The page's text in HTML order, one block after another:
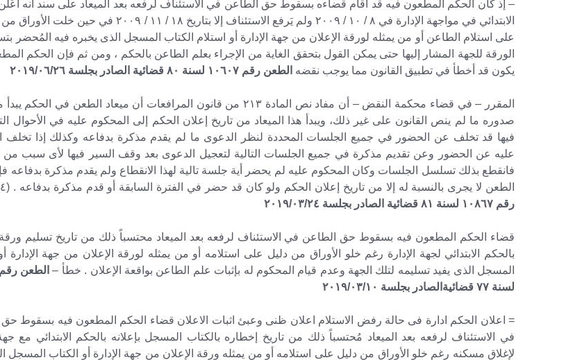
– إذ كان الحكم المطعون فيه قد أقام قضاءه بسقوط حق الطاعن في الاستئناف لرفعه بعد الميعاد على سند أنه
الابتدائي في مواجهة الإدارة في ٨ / ١٠ / ٢٠٠٩ ولم يَرفع الاستئناف إلا بتاريخ ١٨ / ١١ /
على استلام الطاعن أو من يمثله لورقة الإعلان من جهة الإدارة أو استلام الكتاب المسجل الذى يخبره فيه المُحضر
الورقة للجهة المشار إليها حتى يمكن القول بتحقق الغاية من الإجراء بعلم الطاعن بالحكم ، ومن ثم فإن الحكم
يكون قد أخطأ في تطبيق القانون مما يوجب نقضه الطعن رقم ١٠٦٠٧ لسنة ٨٠ قضائية الصادر بجلسة ٢٠١٩/٠٦/٢٦
المقرر – في قضاء محكمة النقض – أن مفاد نص المادة ٢١٣ من قانون المرافعات أن ميعاد الطعن في
صدوره ما لم ينص القانون على غير ذلك، ويبدأ هذا الميعاد من تاريخ إعلان الحكم إلى المحكوم عليه في الأحوال
فيها قد تخلف عن الحضور في جميع الجلسات المحددة لنظر الدعوى ما لم يقدم مذكرة بدفاعه وكذلك إذا تخلف
عليه عن الحضور وعن تقديم مذكرة في جميع الجلسات التالية لتعجيل الدعوى بعد وقف السير فيها لأى سبب من
فانقطع بذلك تسلسل الجلسات وكان المحكوم عليه لم يحضر أية جلسة تالية لهذا الانقطاع ولم يقدم مذكرة بدفاعه
الطعن لا يجرى بالنسبة له إلا من تاريخ إعلان الحكم ولو كان قد حضر في الفترة السابقة أو قدم مذكرة بدفاعه . (٤)
رقم ١٠٨٦٧ لسنة ٨١ قضائية الصادر بجلسة ٢٠١٩/٠٣/٢٤
قضاء الحكم المطعون فيه بسقوط حق الطاعن في الاستئناف لرفعه بعد الميعاد محتسباً ذلك من تاريخ تسليم ورقة
بالحكم الابتدائي لجهة الإدارة رغم خلو الأوراق من دليل على استلامه أو من يمثله لورقة الإعلان من جهة الإدارة
المسجل الذى يفيد تسليمه لتلك الجهة وعدم قيام المحكوم له بإثبات علم الطاعن بواقعة الإعلان . خطأ –
لسنة ٧٧ قضائيةالصادر بجلسة ٢٠١٩/٠٣/١٠
= اعلان الحكم ادارة فى حالة رفض الاستلام اعلان ظنى وعبئ اثبات الاعلان قضاء الحكم المطعون فيه بسقوط
في الاستئناف لرفعه بعد الميعاد مُحتسباً ذلك من تاريخ إخطاره بالكتاب المسجل بإعلانه بالحكم الابتدائي مع جهة
لإغلاق مسكنه رغم خلو الأوراق من دليل على استلامه أو من يمثله ورقة الإعلان من جهة الإدارة أو الكتاب المسجل